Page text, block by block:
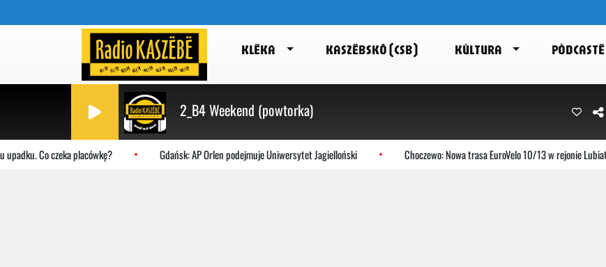
KLËKA KASZËBSKÔ (CSB) KÙLTURA PÒDCASTË
2_B4 Weekend (powtorka)
Co czeka placówkę? Gdańsk: AP Orlen podejmuje Uniwersytet Jagielloński Choczewo: Nowa trasa EuroVelo 10/13 w rejonie Lubiatowa